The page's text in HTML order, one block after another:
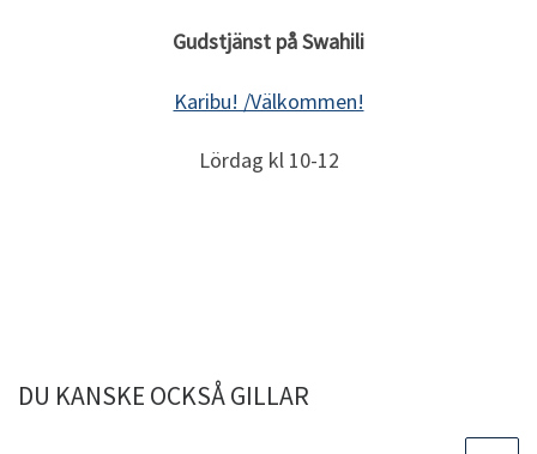
Gudstjänst på Swahili
Karibu! /Välkommen!
Lördag kl 10-12
DU KANSKE OCKSÅ GILLAR